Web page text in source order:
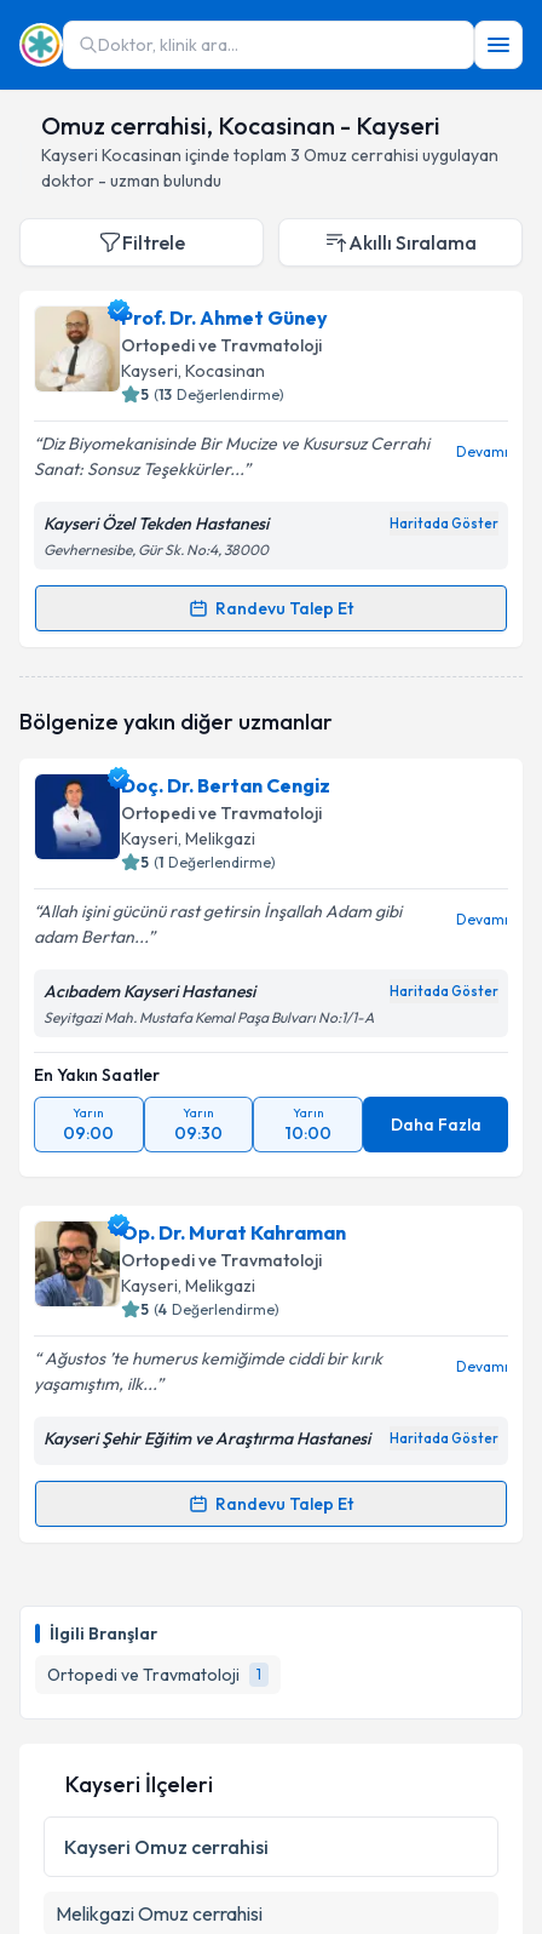
Doktor, klinik ara...
Omuz cerrahisi, Kocasinan - Kayseri
Kayseri Kocasinan içinde toplam 3 Omuz cerrahisi uygulayan
doktor - uzman bulundu
İlgili Branşlar
Ortopedi ve Travmatoloji
1
Filtrele Akıllı Sıralama
Prof. Dr. Ahmet Güney
Ortopedi ve Travmatoloji
Kayseri, Kocasinan
5 (13 Değerlendirme)
Diz Biyomekanisinde Bir Mucize ve Kusursuz Cerrahi
Sanat: Sonsuz Teşekkürler...
Devamı
Kayseri Özel Tekden Hastanesi Haritada Göster
Gevhernesibe, Gür Sk. No:4, 38000
Randevu Talep Et
Randevu Takvimi Talebi
oluşturun. Size bu uzmandan randevu almanız için bir
E-posta Adresiniz
Kişisel verilerimin işlenmesine ilişkinAydınlatma
Metni
Bölgenize yakın diğer uzmanlar
Doç. Dr. Bertan Cengiz
Ortopedi ve Travmatoloji
Kayseri, Melikgazi
5 (1 Değerlendirme)
Allah işini gücünü rast getirsin İnşallah Adam gibi
adam Bertan...
Devamı
Acıbadem Kayseri Hastanesi Haritada Göster
Seyitgazi Mah. Mustafa Kemal Paşa Bulvarı No:1/1-A
En Yakın Saatler
Yarın
09:00
Yarın
09:30
Yarın
10:00 Daha Fazla
Op. Dr. Murat Kahraman
Ortopedi ve Travmatoloji
Kayseri, Melikgazi
5 (4 Değerlendirme)
Ağustos ’te humerus kemiğimde ciddi bir kırık
yaşamıştım, ilk...
Devamı
Kayseri Şehir Eğitim ve Araştırma Hastanesi Haritada Göster
Randevu Talep Et
Randevu Takvimi Talebi
takvim hazırlandığında e-posta ile bilgilendireceğiz.
Kişisel verilerimin işlenmesine ilişkinAydınlatma
Metni
'ni okudum ve kişisel verilerimin belirtilen
kapsamda işlenmesini kabul ediyorum.
Kayseri İlçeleri
Kayseri Omuz cerrahisi
MelikgaziOmuz cerrahisi